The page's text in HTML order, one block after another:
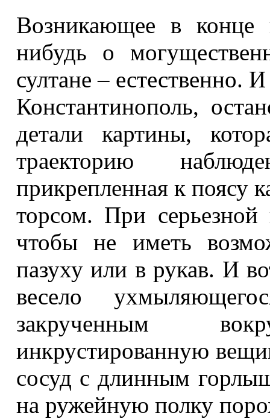
Возникающее в конце
нибудь о
султане – естественно.
Константинополь,
детали картины,
траекторию
прикрепленная к поясу
торсом. При серьезной
чтобы не иметь
пазуху или в рукав. И
весело
закрученным
инкрустированную
сосуд с длинным
на ружейную полку